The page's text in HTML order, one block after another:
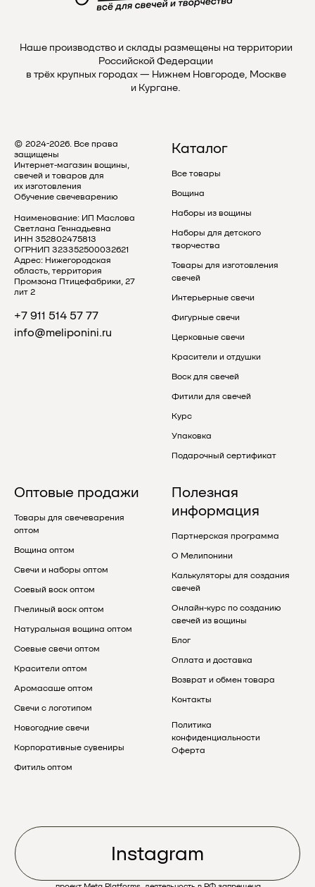
Наше производство и склады размещены на территории
Российской Федерации
в трёх крупных городах — Нижнем Новгороде, Москве
и Кургане.
© 2024-2026. Все права
защищены
Интернет-магазин вощины,
свечей и товаров для
их изготовления
Обучение свечеварению
Наименование: ИП Маслова
Светлана Геннадьевна
ИНН 352802475813
ОГРНИП 323352500032621
Адрес: Нижегородская
область, территория
Промзона Птицефабрики, 27
лит 2
+7 911 514 57 77
info@meliponini.ru
Каталог
Все товары
Вощина
Наборы из вощины
Наборы для детского
творчества
Товары для изготовления
свечей
Интерьерные свечи
Фигурные свечи
Церковные свечи
Красители и отдушки
Воск для свечей
Фитили для свечей
Курс
Упаковка
Подарочный сертификат
Оптовые продажи
Товары для свечеварения
оптом
Вощина оптом
Свечи и наборы оптом
Соевый воск оптом
Пчелиный воск оптом
Натуральная вощина оптом
Соевые свечи оптом
Красители оптом
Аромасаше оптом
Свечи с логотипом
Новогодние свечи
Корпоративные сувениры
Фитиль оптом
Полезная
информация
Партнерская программа
О Мелипонини
Калькуляторы для создания
свечей
Онлайн-курс по созданию
свечей из вощины
Блог
Оплата и доставка
Возврат и обмен товара
Контакты
Политика
конфиденциальности
Оферта
Instagram
проект Meta Platforms, деятельность в РФ запрещена